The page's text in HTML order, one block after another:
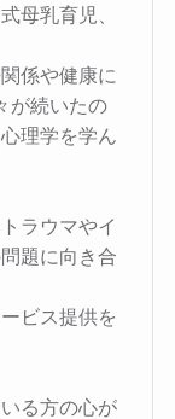
母乳育児、
係や健康に
が続いたの
理学を学ん
ラウマやイ
題に向き合
ビス提供を
る方の心が